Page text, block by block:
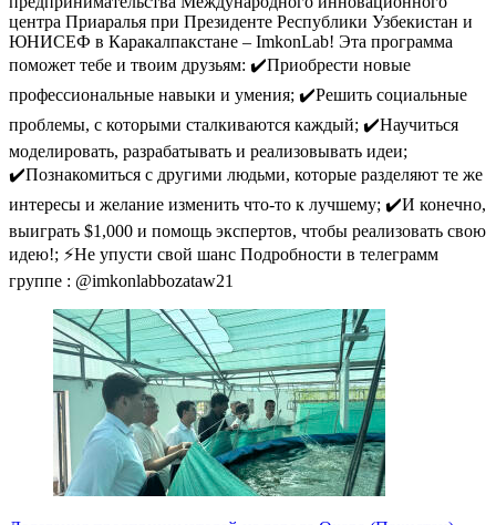
центра Приаралья при Президенте Республики Узбекистан и
ЮНИСЕФ в Каракалпакстане – ImkonLab! Эта программа
поможет тебе и твоим друзьям: ✔️Приобрести новые
профессиональные навыки и умения; ✔️Решить социальные
проблемы, с которыми сталкиваются каждый; ✔️Научиться
моделировать, разрабатывать и реализовывать идеи;
✔️Познакомиться с другими людьми, которые разделяют те же
интересы и желание изменить что-то к лучшему; ✔️И конечно,
выиграть $1,000 и помощь экспертов, чтобы реализовать свою
идею!; ⚡️Не упусти свой шанс Подробности в телеграмм
группе : @imkonlabbozataw21